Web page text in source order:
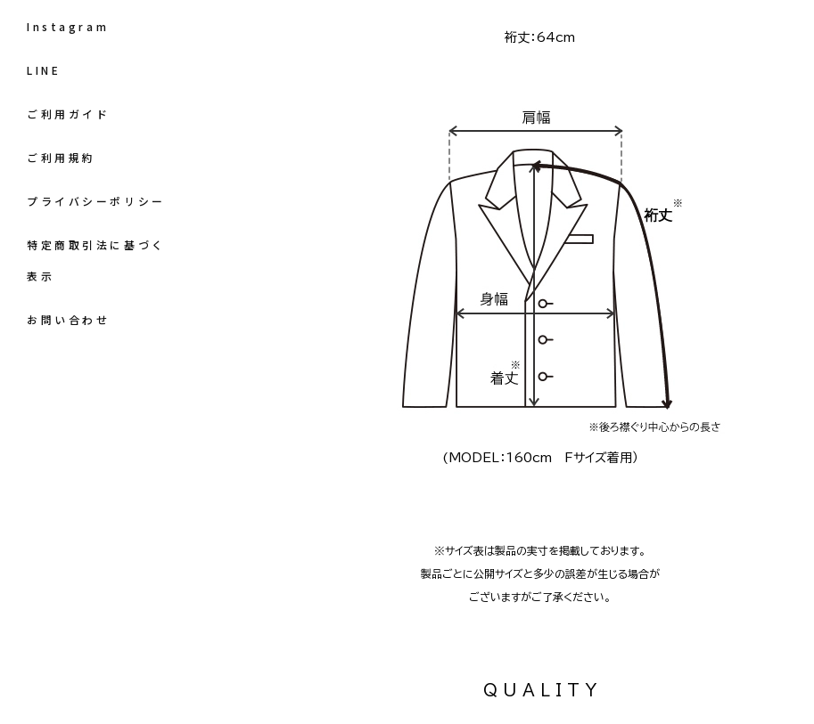
Instagram
LINE
ご利用ガイド
ご利用規約
プライバシーポリシー
特定商取引法に基づく
表示
お問い合わせ
裄丈：64cm
(MODEL：160cm Fサイズ着用）
※サイズ表は製品の実寸を掲載しております。
製品ごとに公開サイズと多少の誤差が生じる場合が
ございますがご了承ください。
Q U A L I T Y